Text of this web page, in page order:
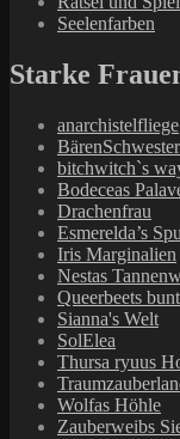
Seelenfarben
Starke
anarchistelfliege
BärenSchwester
bitchwitch`s
Bodeceas
Drachenfrau
Esmerelda’s
Iris Marginalien
Nestas
Queerbeets
Sianna's Welt
SolElea
Thursa ryuus
Wolfas Höhle
Zauberweibs